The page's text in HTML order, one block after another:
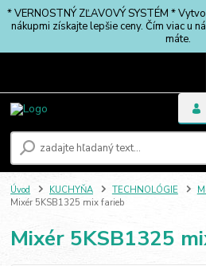
* VERNOSTNÝ ZĽAVOVÝ SYSTÉM *
nákupmi získajte lepšie ceny. Čím viac u
máte.
Úvod KUCHYŇA TECHNOLÓGIE
Mixér 5KSB1325 mix farieb
Mixér 5KSB1325